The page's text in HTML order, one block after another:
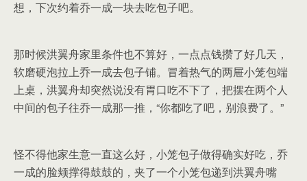
想，下次约着乔一成一块去吃包子吧。
那时候洪翼舟家里条件也不算好，一点点钱攒了好几天，
软磨硬泡拉上乔一成去包子铺。冒着热气的两屉小笼包端
上桌，洪翼舟却突然说没有胃口吃不下了，把摆在两个人
中间的包子往乔一成那一推，“你都吃了吧，别浪费了。”
怪不得他家生意一直这么好，小笼包子做得确实好吃，乔
一成的脸颊撑得鼓鼓的，夹了一个小笼包递到洪翼舟嘴